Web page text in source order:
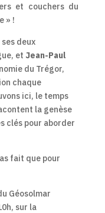
et couchers du
» !
deux
et Jean-Paul
du Trégor,
chaque
ici, le temps
la genèse
clés pour aborder
fait que pour
Géosolmar
sur la